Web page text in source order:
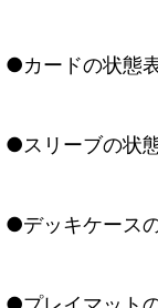
●カードの状態
●スリーブの状
●デッキケース